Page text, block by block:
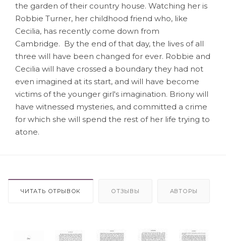
the garden of their country house. Watching her is
Robbie Turner, her childhood friend who, like
Cecilia, has recently come down from
Cambridge. By the end of that day, the lives of all
three will have been changed for ever. Robbie and
Cecilia will have crossed a boundary they had not
even imagined at its start, and will have become
victims of the younger girl's imagination. Briony will
have witnessed mysteries, and committed a crime
for which she will spend the rest of her life trying to
atone.
ЧИТАТЬ ОТРЫВОК ОТЗЫВЫ АВТОРЫ